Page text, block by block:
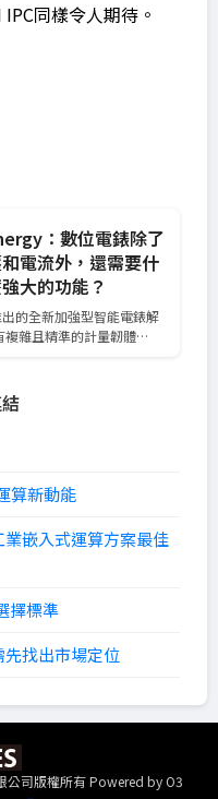
同樣令人期待。
：數位電錶除了
電流外，還需要什
大的功能？
的全新加強型智能電錶解
複雜且精準的計量韌體…
算新動能
嵌入式運算方案最佳
擇標準
找出市場定位
公司版權所有Powered by O3